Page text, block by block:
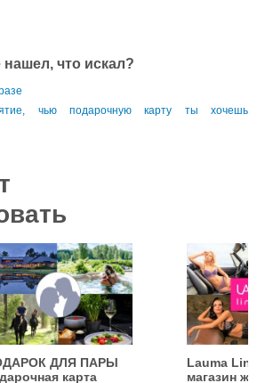
нашел, что искал?
чью подарочную карту ты хочешь
ДЛЯ ПАРЫ
карта
Lauma
магазин